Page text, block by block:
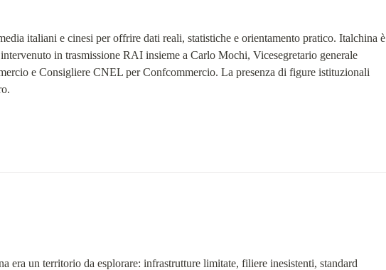
italiani e cinesi per offrire dati reali, statistiche e orientamento pratico. Italchina è
in trasmissione RAI insieme a Carlo Mochi, Vicesegretario generale
e Consigliere CNEL per Confcommercio. La presenza di figure istituzionali
era un territorio da esplorare: infrastrutture limitate, filiere inesistenti, standard